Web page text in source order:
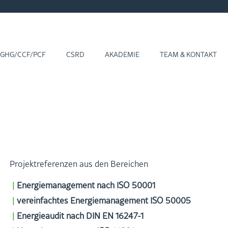
CCF/PCF CSRD AKA­DE­MIE TEAM & KON­TAKT
Pro­jekt­re­fe­ren­zen aus den Be­rei­chen
En­er­gie­ma­nage­ment nach ISO 50001
ver­ein­fach­tes En­er­gie­ma­nage­ment ISO 50005
En­er­gie­au­dit nach DIN EN 16247-1